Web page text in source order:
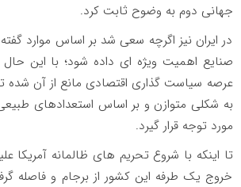
جهانی دوم به وضوح ثابت کرد.
در ایران نیز اگرچه سعی شد بر اساس موارد
صنایع اهمیت ویژه ای داده شود؛ با این
عرصه سیاست گذاری اقتصادی مانع از آن شده
به شکلی متوازن و بر اساس استعدادهای
مورد توجه قرار گیرد.
تا اینکه با شروع تحریم های ظالمانه آمریکا
خروج یک طرفه این کشور از برجام و فاصله